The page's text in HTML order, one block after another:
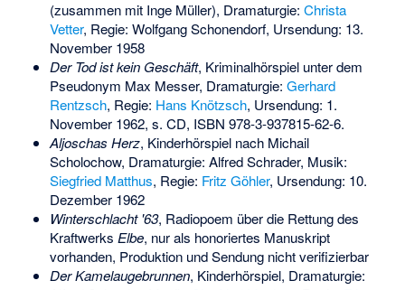
(zusammen mit Inge Müller), Dramaturgie: Christa
Vetter, Regie: Wolfgang Schonendorf, Ursendung: 13.
November 1958
Der Tod ist kein Geschäft, Kriminalhörspiel unter dem
Pseudonym Max Messer, Dramaturgie: Gerhard
Rentzsch, Regie: Hans Knötzsch, Ursendung: 1.
November 1962, s. CD, ISBN 978-3-937815-62-6.
Aljoschas Herz, Kinderhörspiel nach Michail
Scholochow, Dramaturgie: Alfred Schrader, Musik:
Siegfried Matthus, Regie: Fritz Göhler, Ursendung: 10.
Dezember 1962
Winterschlacht '63, Radiopoem über die Rettung des
Kraftwerks Elbe, nur als honoriertes Manuskript
vorhanden, Produktion und Sendung nicht verifizierbar
Der Kamelaugebrunnen, Kinderhörspiel, Dramaturgie: